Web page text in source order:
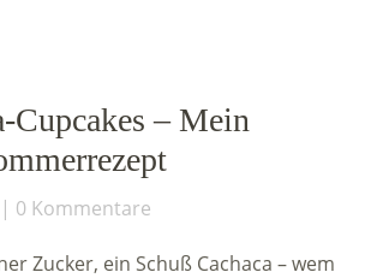
Cupcakes – Mein
0 Kommentare
Zucker, ein Schuß Cachaca – wem